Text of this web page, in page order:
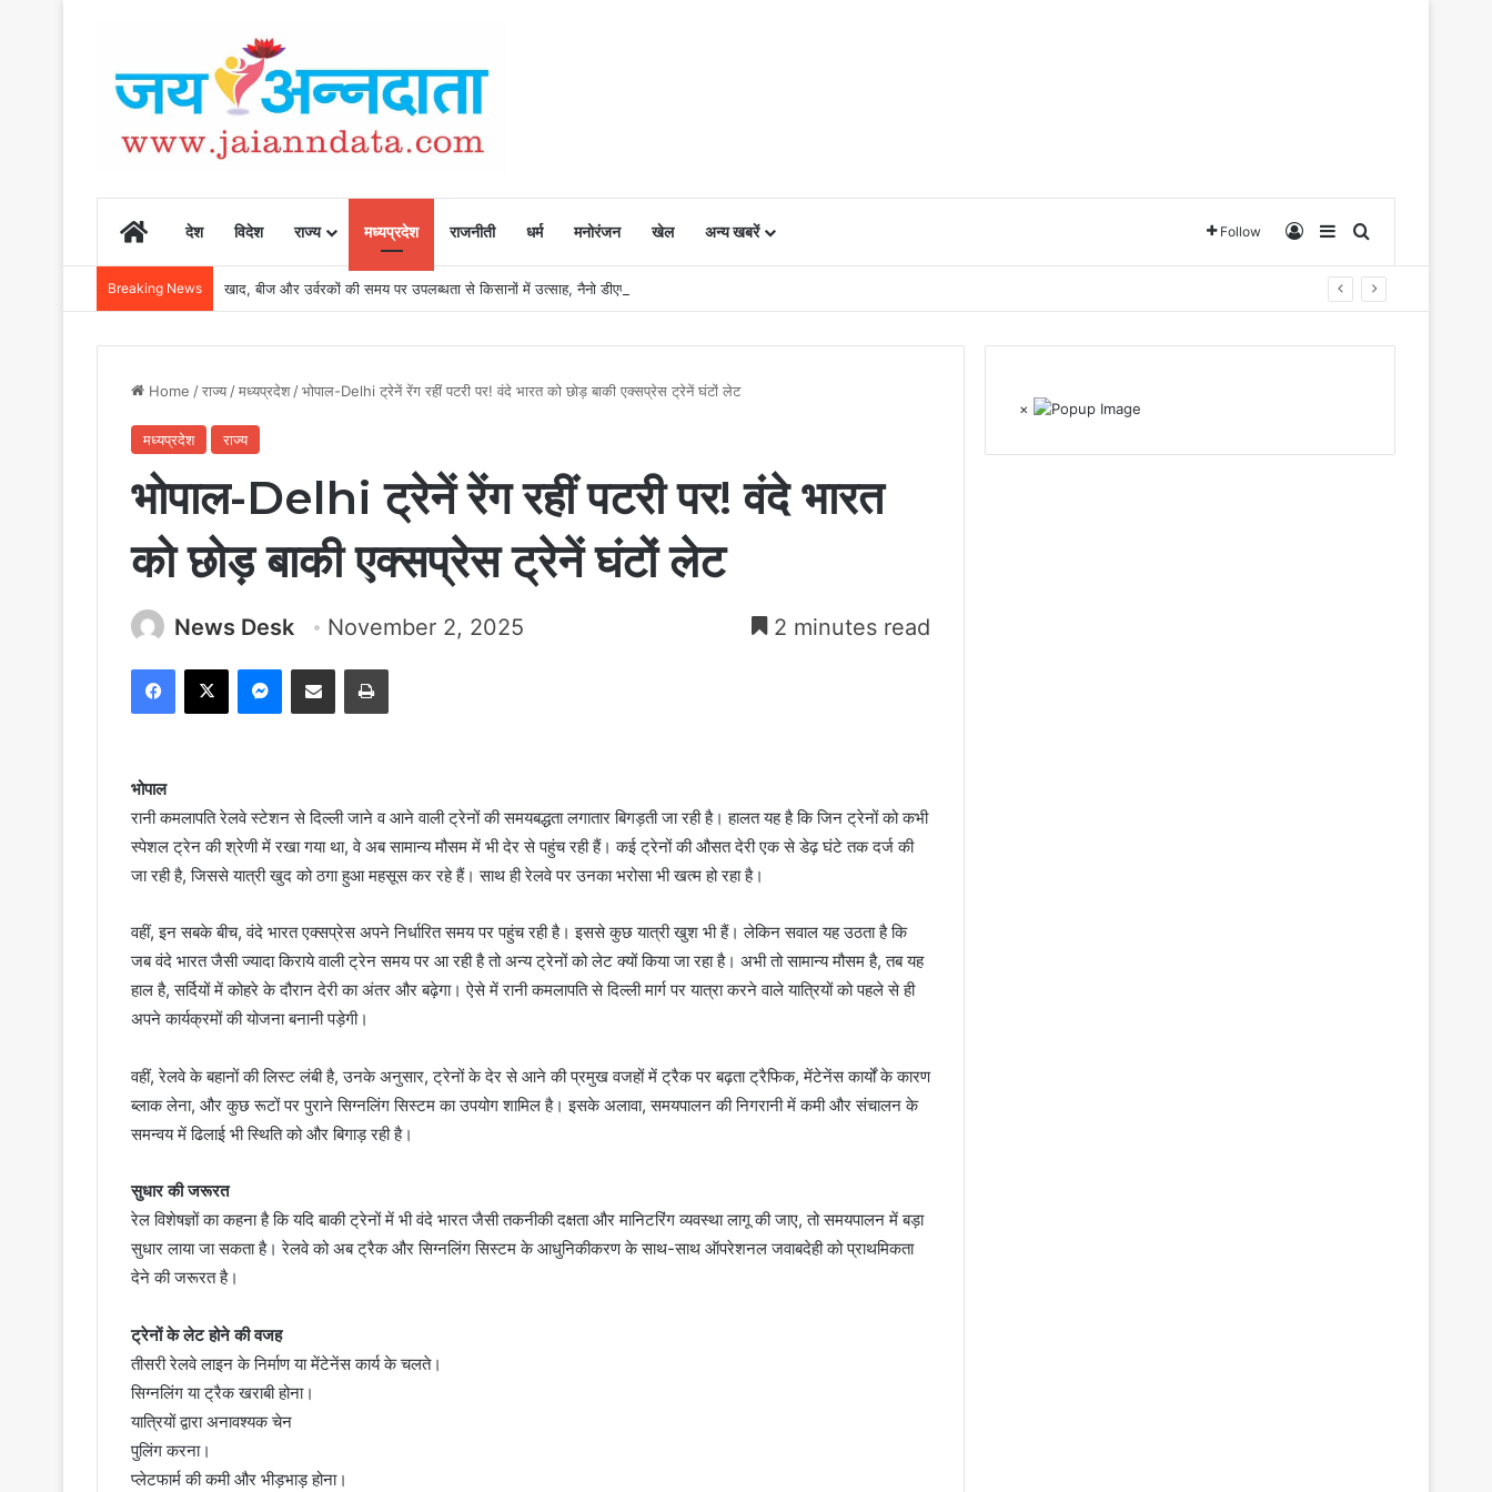
Homeदेश विदेश राज्य मध्यप्रदेश राजनीती धर्म मनोरंजन खेल अन्य खबरें Follow Log InSidebarSearch for
Breaking News खाद, बीज और उर्वरकों की समय पर उपलब्धता से किसानों में उत्साह, नैनो डीएपी और नैनो यूरिया बने किसानों के भरोसेमंद कृषि साथी…..
Home /राज्य/मध्यप्रदेश/भोपाल-Delhi ट्रेनें रेंग रहीं पटरी पर! वंदे भारत को छोड़ बाकी एक्सप्रेस ट्रेनें घंटों लेट
मध्यप्रदेश राज्य
भोपाल-Delhi ट्रेनें रेंग रहीं पटरी पर! वंदे भारत
को छोड़ बाकी एक्सप्रेस ट्रेनें घंटों लेट
News Desk November 2, 2025 2 minutes read
Facebook
X Messenger
Share via Email Print
भोपाल
रानी कमलापति रेलवे स्टेशन से दिल्ली जाने व आने वाली ट्रेनों की समयबद्धता लगातार बिगड़ती जा रही है। हालत यह है कि जिन ट्रेनों को कभी
स्पेशल ट्रेन की श्रेणी में रखा गया था, वे अब सामान्य मौसम में भी देर से पहुंच रही हैं। कई ट्रेनों की औसत देरी एक से डेढ़ घंटे तक दर्ज की
जा रही है, जिससे यात्री खुद को ठगा हुआ महसूस कर रहे हैं। साथ ही रेलवे पर उनका भरोसा भी खत्म हो रहा है।
वहीं, इन सबके बीच, वंदे भारत एक्सप्रेस अपने निर्धारित समय पर पहुंच रही है। इससे कुछ यात्री खुश भी हैं। लेकिन सवाल यह उठता है कि
जब वंदे भारत जैसी ज्यादा किराये वाली ट्रेन समय पर आ रही है तो अन्य ट्रेनों को लेट क्यों किया जा रहा है। अभी तो सामान्य मौसम है, तब यह
हाल है, सर्दियों में कोहरे के दौरान देरी का अंतर और बढ़ेगा। ऐसे में रानी कमलापति से दिल्ली मार्ग पर यात्रा करने वाले यात्रियों को पहले से ही
अपने कार्यक्रमों की योजना बनानी पड़ेगी।
वहीं, रेलवे के बहानों की लिस्ट लंबी है, उनके अनुसार, ट्रेनों के देर से आने की प्रमुख वजहों में ट्रैक पर बढ़ता ट्रैफिक, मेंटेनेंस कार्यों के कारण
ब्लाक लेना, और कुछ रूटों पर पुराने सिग्नलिंग सिस्टम का उपयोग शामिल है। इसके अलावा, समयपालन की निगरानी में कमी और संचालन के
समन्वय में ढिलाई भी स्थिति को और बिगाड़ रही है।
सुधार की जरूरत
रेल विशेषज्ञों का कहना है कि यदि बाकी ट्रेनों में भी वंदे भारत जैसी तकनीकी दक्षता और मानिटरिंग व्यवस्था लागू की जाए, तो समयपालन में बड़ा
सुधार लाया जा सकता है। रेलवे को अब ट्रैक और सिग्नलिंग सिस्टम के आधुनिकीकरण के साथ-साथ ऑपरेशनल जवाबदेही को प्राथमिकता
देने की जरूरत है।
ट्रेनों के लेट होने की वजह
तीसरी रेलवे लाइन के निर्माण या मेंटेनेंस कार्य के चलते।
सिग्नलिंग या ट्रैक खराबी होना।
यात्रियों द्वारा अनावश्यक चेन
पुलिंग करना।
प्लेटफार्म की कमी और भीड़भाड़ होना।
×